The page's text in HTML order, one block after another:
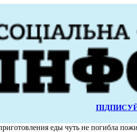
еды чуть не погибла